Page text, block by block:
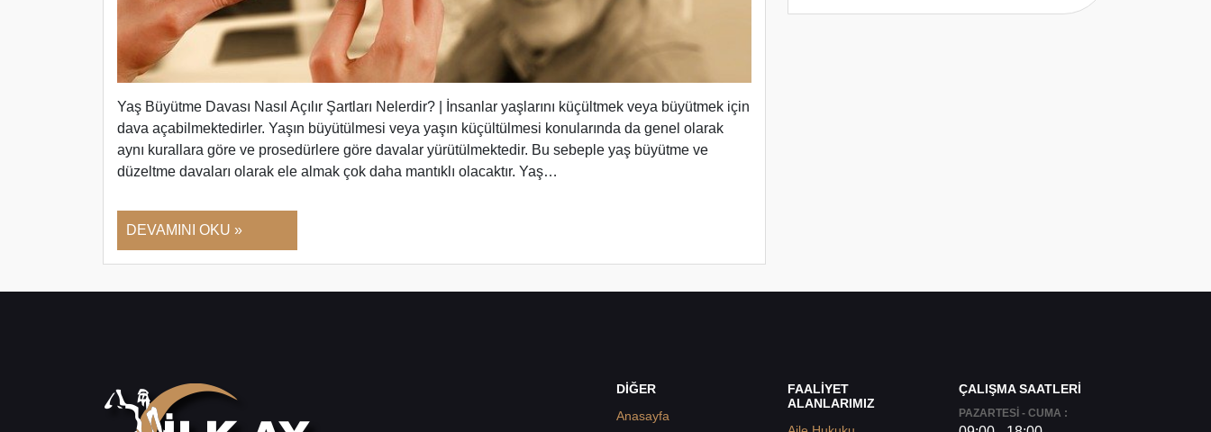
Yaş Büyütme Davası Nasıl Açılır Şartları Nelerdir? | İnsanlar yaşlarını küçültmek veya büyütmek için
dava açabilmektedirler. Yaşın büyütülmesi veya yaşın küçültülmesi konularında da genel olarak
aynı kurallara göre ve prosedürlere göre davalar yürütülmektedir. Bu sebeple yaş büyütme ve
düzeltme davaları olarak ele almak çok daha mantıklı olacaktır. Yaş…
DEVAMINI OKU »
DİĞER
Anasayfa
FAALİYET
ALANLARIMIZ
ÇALIŞMA SAATLERİ
PAZARTESİ - CUMA :